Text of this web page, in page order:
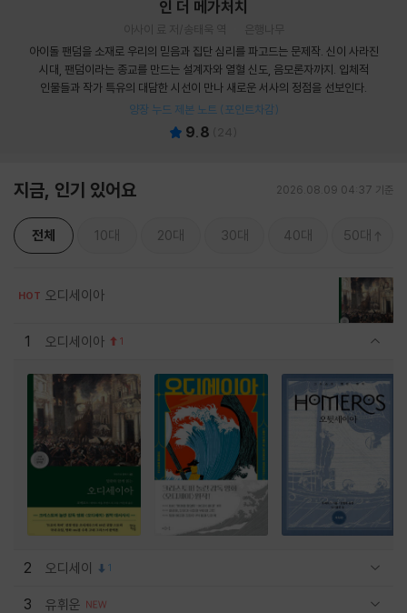
인 더 메가처치
아사이 료 저/송태욱 역
은행나무
아이돌 팬덤을 소재로 우리의 믿음과 집단 심리를 파고드는 문제작. 신이 사라진
시대, 팬덤이라는 종교를 만드는 설계자와 열혈 신도, 음모론자까지. 입체적
인물들과 작가 특유의 대담한 시선이 만나 새로운 서사의 정점을 선보인다.
양장 누드 제본 노트 (포인트차감)
9.8 24
지금, 인기 있어요 2026.08.09 04:37 기준
전체 10대 20대 30대 40대 50대
HOT 오디세이아
1 오디세이아 1
2 오디세이 1
3 유휘운